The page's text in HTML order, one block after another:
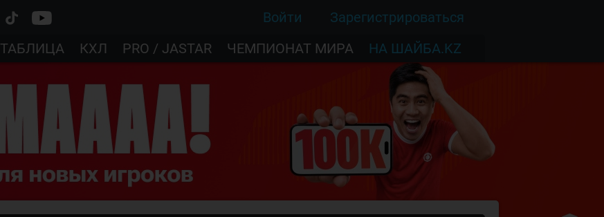
Войти
Зарегистрироваться
ТАБЛИЦА КХЛ PRO / JASTAR ЧЕМПИОНАТ МИРА НА ШАЙБА.KZ